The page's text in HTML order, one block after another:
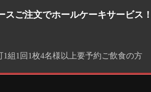
スご注文でホールケーキサービス！
組1回1枚4名様以上要予約ご飲食の方